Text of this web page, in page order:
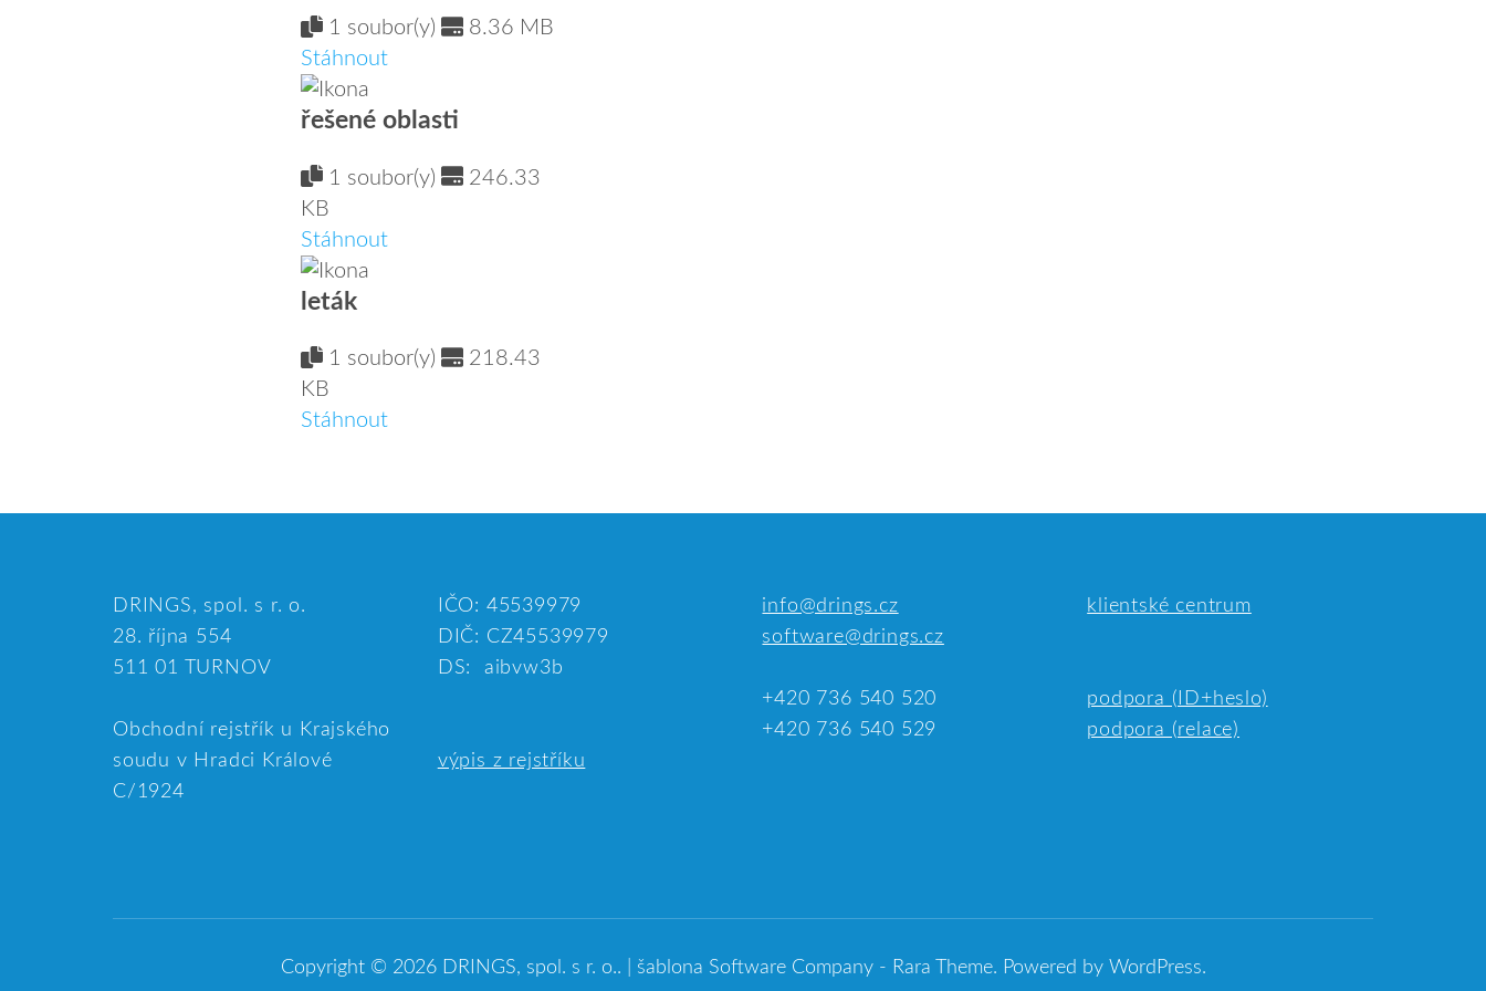
1 soubor(y)
8.36 MB
Stáhnout
řešené oblasti
1 soubor(y)
246.33
KB
Stáhnout
leták
1 soubor(y)
218.43
KB
Stáhnout
DRINGS, spol. s r. o.
28. října 554
511 01 TURNOV
Obchodní rejstřík u Krajského
soudu v Hradci Králové
C/1924
IČO: 45539979
DIČ: CZ45539979
DS: aibvw3b
výpis z rejstříku
info@drings.cz
software@drings.cz
+420 736 540 520
+420 736 540 529
klientské centrum
podpora (ID+heslo)
podpora (relace)
Copyright © 2026 DRINGS, spol. s r. o.. | šablona Software Company - Rara Theme. Powered by WordPress.